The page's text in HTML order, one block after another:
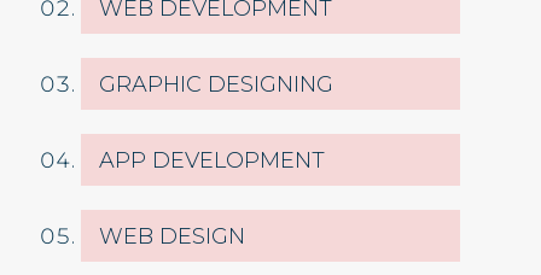
WEB DEVELOPMENT
GRAPHIC DESIGNING
APP DEVELOPMENT
WEB DESIGN